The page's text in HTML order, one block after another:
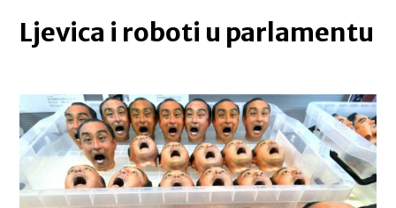
Ljevica i roboti u parlamentu